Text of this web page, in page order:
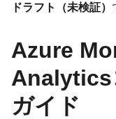
ドラフト（未検証）
Azure
Analytics
ガイド